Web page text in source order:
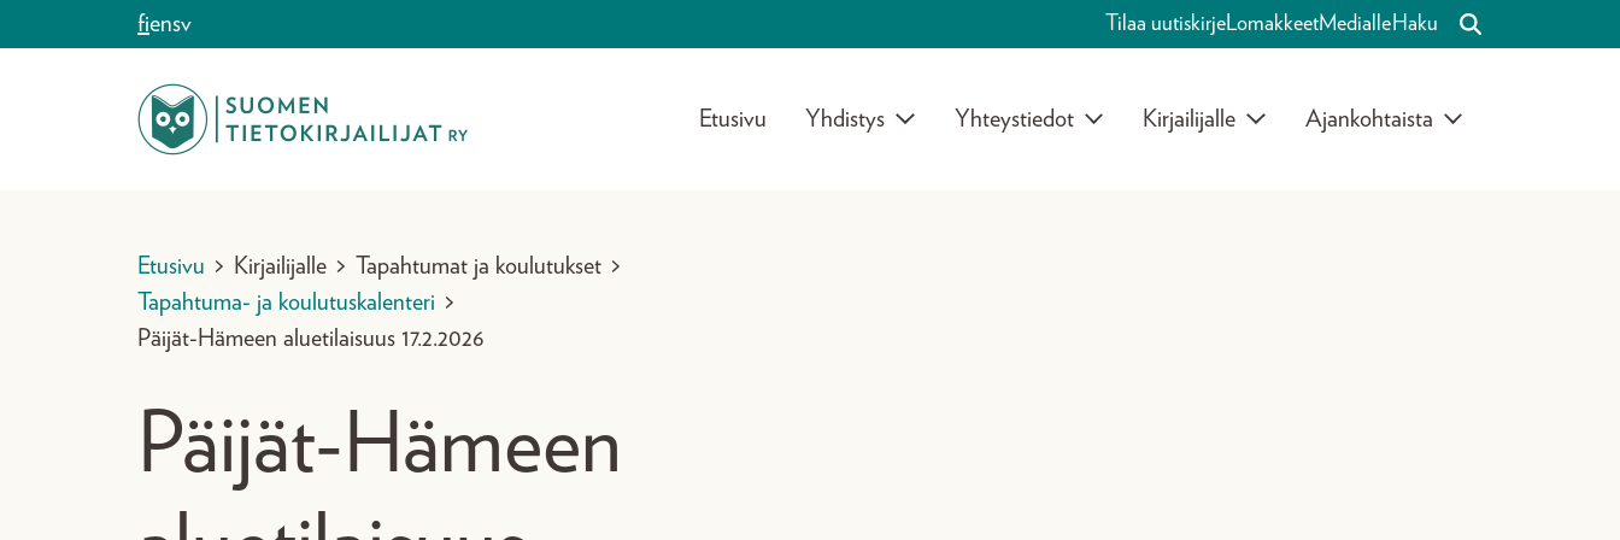
fiensv Tilaa uutiskirjeLomakkeetMedialleHaku
Etusivu Yhdistys Yhteystiedot Kirjailijalle Ajankohtaista
Etusivu > Kirjailijalle > Tapahtumat ja koulutukset >
Tapahtuma- ja koulutuskalenteri >
Päijät-Hämeen aluetilaisuus 17.2.2026
Päijät-Hämeen